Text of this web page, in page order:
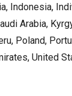
Indonesia,
Arabia,
Poland,
United